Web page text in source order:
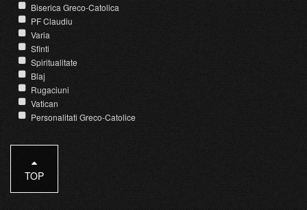
Biserica Greco-Catolica
PF Claudiu
Varia
Sfinti
Spiritualitate
Blaj
Rugaciuni
Vatican
Personalitati Greco-Catolice
TOP